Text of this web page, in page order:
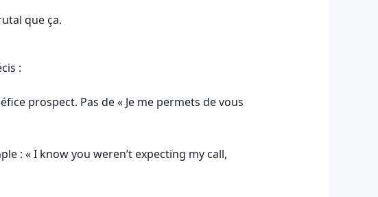
que ça.
:
prospect. Pas de « Je me permets de vous
: « I know you weren’t expecting my call,